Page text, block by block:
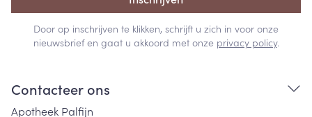
Door op inschrijven te klikken, schrijft u zich in voor onze
nieuwsbrief en gaat u akkoord met onze privacy policy.
Contacteer ons
Apotheek Palfijn